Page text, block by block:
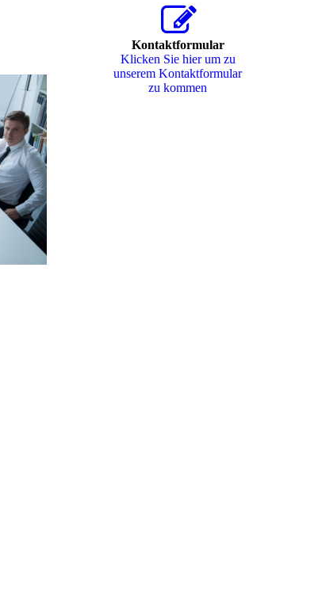
Kontaktformular
Klicken Sie hier um zu
unserem Kon­takt­for­mu­lar
zu kommen